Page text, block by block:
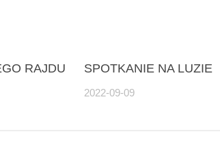
RAJDU
SPOTKANIE NA LUZIE
2022-09-09